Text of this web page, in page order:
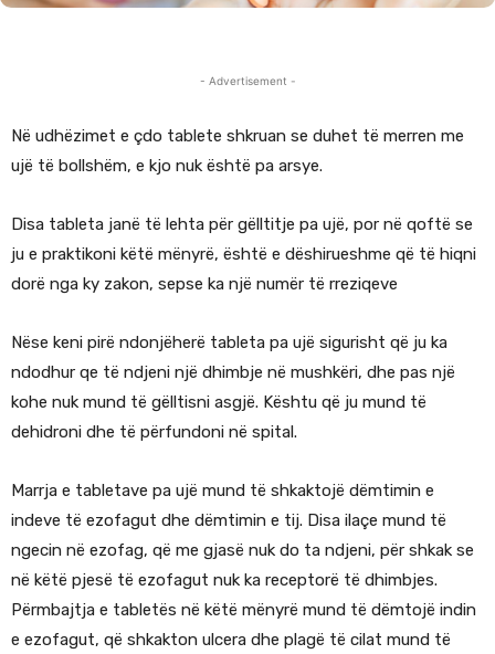
- Advertisement -
Në udhëzimet e çdo tablete shkruan se duhet të merren me
ujë të bollshëm, e kjo nuk është pa arsye.
Disa tableta janë të lehta për gëlltitje pa ujë, por në qoftë se
ju e praktikoni këtë mënyrë, është e dëshirueshme që të hiqni
dorë nga ky zakon, sepse ka një numër të rreziqeve
Nëse keni pirë ndonjëherë tableta pa ujë sigurisht që ju ka
ndodhur qe të ndjeni një dhimbje në mushkëri, dhe pas një
kohe nuk mund të gëlltisni asgjë. Kështu që ju mund të
dehidroni dhe të përfundoni në spital.
Marrja e tabletave pa ujë mund të shkaktojë dëmtimin e
indeve të ezofagut dhe dëmtimin e tij. Disa ilaçe mund të
ngecin në ezofag, që me gjasë nuk do ta ndjeni, për shkak se
në këtë pjesë të ezofagut nuk ka receptorë të dhimbjes.
Përmbajtja e tabletës në këtë mënyrë mund të dëmtojë indin
e ezofagut, që shkakton ulcera dhe plagë të cilat mund të